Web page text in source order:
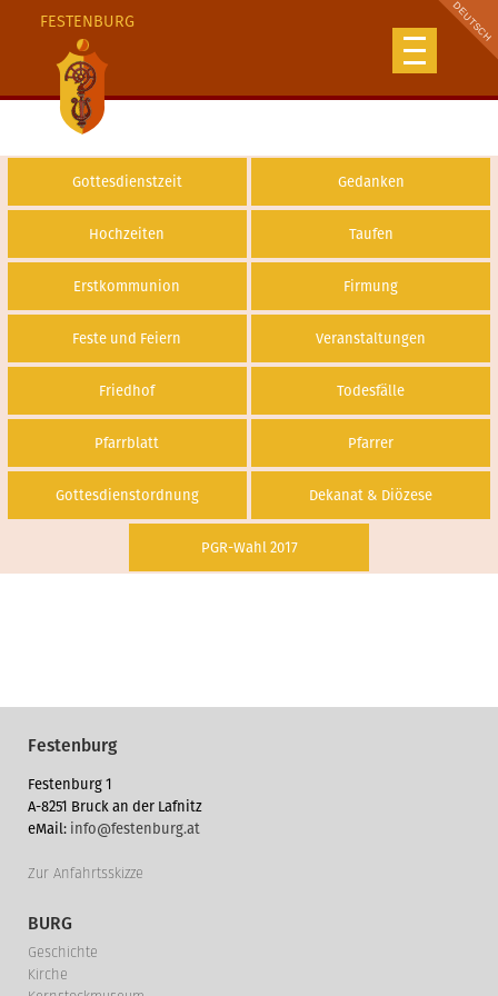
FESTENBURG
Gottesdienstzeit Gedanken
Hochzeiten Taufen
Erstkommunion Firmung
Feste und Feiern Veranstaltungen
Friedhof Todesfälle
Pfarrblatt Pfarrer
Gottesdienstordnung Dekanat & Diözese
PGR-Wahl 2017
Festenburg
Festenburg 1
A-8251 Bruck an der Lafnitz
eMail: info@festenburg.at
Zur Anfahrtsskizze
BURG
Geschichte
Kirche